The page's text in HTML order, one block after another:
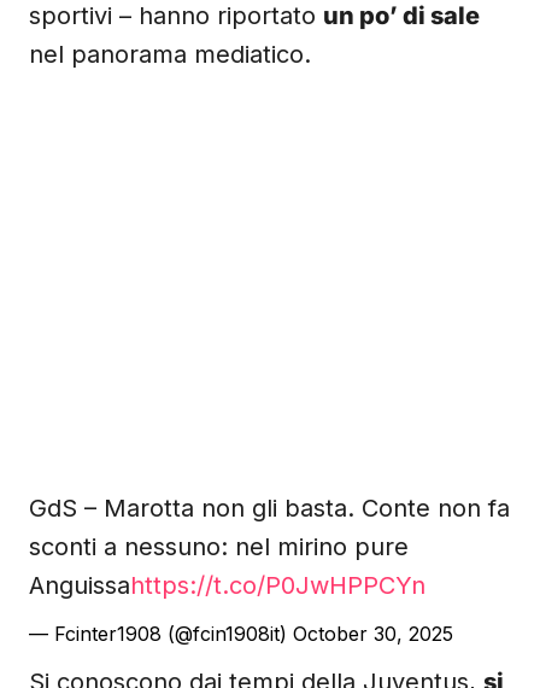
sportivi – hanno riportato un po’ di sale
nel panorama mediatico.
GdS – Marotta non gli basta. Conte non fa
sconti a nessuno: nel mirino pure
Anguissahttps://t.co/P0JwHPPCYn
— Fcinter1908 (@fcin1908it) October 30, 2025
Si conoscono dai tempi della Juventus, si